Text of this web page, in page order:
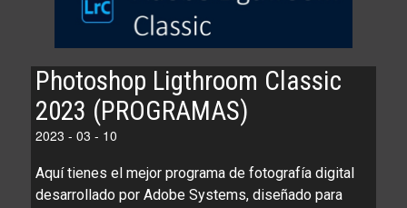
Photoshop Ligthroom Classic
2023 (PROGRAMAS)
2023 - 03 - 10
Aquí tienes el mejor programa de fotografía digital
desarrollado por Adobe Systems, diseñado para